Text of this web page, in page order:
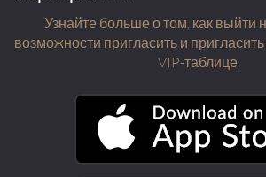
Узнайте больше о том, как выйти
возможности пригласить и
VIP-таблице.